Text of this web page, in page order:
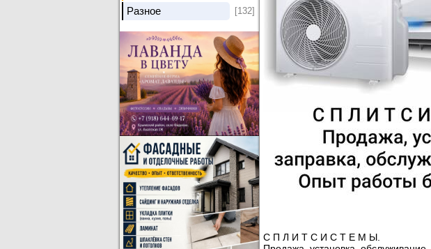
Разное [132]
С П Л И Т С И С Т Е М Ы.